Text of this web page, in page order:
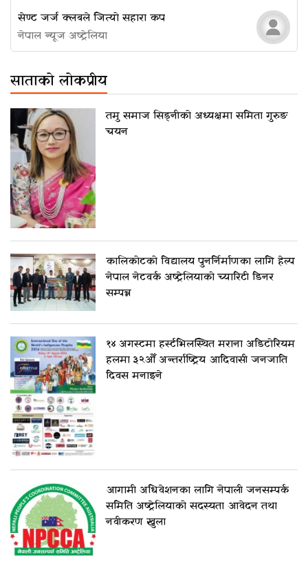
सेण्ट जर्ज क्लबले जित्यो सहारा कप
नेपाल न्यूज अष्ट्रेलिया
साताको लोकप्रीय
तमु समाज सिड्नीको अध्यक्षमा समिता गुरुङ
चयन
कालिकोटको विद्यालय पुनर्निर्माणका लागि हेल्प
नेपाल नेटवर्क अष्ट्रेलियाको च्यारिटी डिनर
सम्पन्न
१४ अगस्टमा हर्स्टभिलस्थित मराना अडिटोरियम
हलमा ३२औँ अन्तर्राष्ट्रिय आदिवासी जनजाति
दिवस मनाइने
आगामी अधिवेशनका लागि नेपाली जनसम्पर्क
समिति अष्ट्रेलियाको सदस्यता आवेदन तथा
नवीकरण खुला